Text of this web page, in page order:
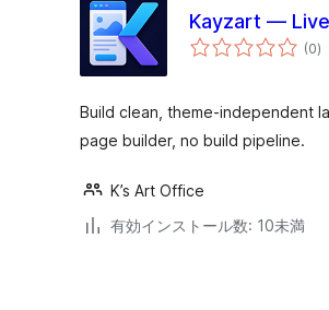
Kayzart — Live
(0個
の)
Build clean, theme-independent
page builder, no build pipeline.
K’s Art Office
有効インストール数: 10未満